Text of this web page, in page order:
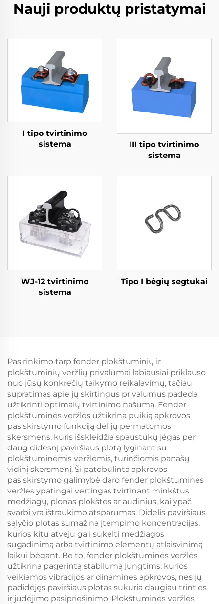
Nauji produktų pristatymai
I tipo tvirtinimo
sistema
III tipo tvirtinimo
sistema
WJ-12 tvirtinimo
sistema
Tipo I bėgių segtukai
Pasirinkimo tarp fender plokštuminių ir
plokštuminių veržlių privalumai labiausiai priklauso
nuo jūsų konkrečių taikymo reikalavimų, tačiau
supratimas apie jų skirtingus privalumus padeda
užtikrinti optimalų tvirtinimo našumą. Fender
plokštuminės veržlės užtikrina puikią apkrovos
pasiskirstymo funkciją dėl jų permatomos
skersmens, kuris išskleidžia spaustukų jėgas per
daug didesnį paviršiaus plotą lyginant su
plokštuminėmis veržlėmis, turinčiomis panašų
vidinį skersmenį. Ši patobulinta apkrovos
pasiskirstymo galimybė daro fender plokštumines
veržles ypatingai vertingas tvirtinant minkštus
medžiagų, plonas plokštes ar audinius, kai ypač
svarbi yra ištraukimo atsparumas. Didelis paviršiaus
sąlyčio plotas sumažina įtempimo koncentracijas,
kurios kitu atveju gali sukelti medžiagos
sugadinimą arba tvirtinimo elementų atlaisvinimą
laikui bėgant. Be to, fender plokštuminės veržlės
užtikrina pagerintą stabilumą jungtims, kurios
veikiamos vibracijos ar dinaminės apkrovos, nes jų
padidėjęs paviršiaus plotas sukuria daugiau trinties
ir judėjimo pasipriešinimo. Plokštuminės veržlės